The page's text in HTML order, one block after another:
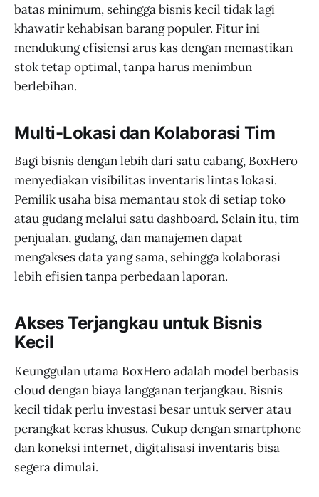
batas minimum, sehingga bisnis kecil tidak lagi
khawatir kehabisan barang populer. Fitur ini
mendukung efisiensi arus kas dengan memastikan
stok tetap optimal, tanpa harus menimbun
berlebihan.
Multi-Lokasi dan Kolaborasi Tim
Bagi bisnis dengan lebih dari satu cabang, BoxHero
menyediakan visibilitas inventaris lintas lokasi.
Pemilik usaha bisa memantau stok di setiap toko
atau gudang melalui satu dashboard. Selain itu, tim
penjualan, gudang, dan manajemen dapat
mengakses data yang sama, sehingga kolaborasi
lebih efisien tanpa perbedaan laporan.
Akses Terjangkau untuk Bisnis
Kecil
Keunggulan utama BoxHero adalah model berbasis
cloud dengan biaya langganan terjangkau. Bisnis
kecil tidak perlu investasi besar untuk server atau
perangkat keras khusus. Cukup dengan smartphone
dan koneksi internet, digitalisasi inventaris bisa
segera dimulai.